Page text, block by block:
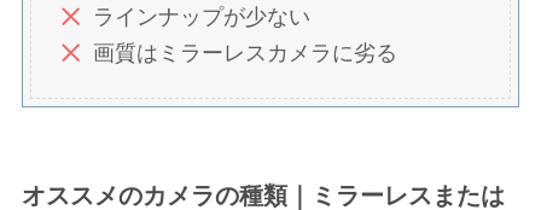
ラインナップが少ない
画質はミラーレスカメラに劣る
オススメのカメラの種類｜ミラーレスまたは